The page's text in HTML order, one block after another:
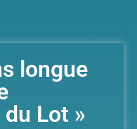
longue
Lot »